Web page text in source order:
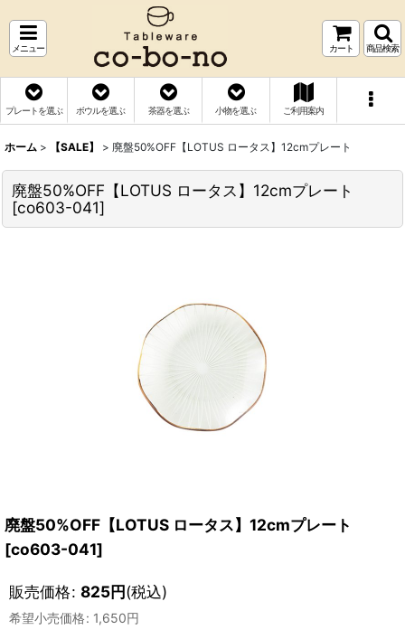
メニュー カート 商品検索
プレートを選ぶ ボウルを選ぶ 茶器を選ぶ 小物を選ぶ ご利用案内
ホーム > 【SALE】 > 廃盤50%OFF【LOTUS ロータス】12cmプレート
廃盤50%OFF【LOTUS ロータス】12cmプレート
[co603-041]
廃盤50%OFF【LOTUS ロータス】12cmプレート
[co603-041]
販売価格: 825円(税込)
希望小売価格: 1,650円